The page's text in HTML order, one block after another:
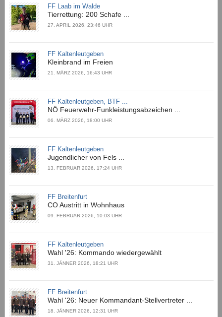
FF Laab im Walde
Tierrettung: 200 Schafe ...
27. APRIL 2026, 23:46 UHR
FF Kaltenleutgeben
Kleinbrand im Freien
21. MÄRZ 2026, 16:43 UHR
FF Kaltenleutgeben, BTF ...
NÖ Feuerwehr-Funkleistungsabzeichen ...
06. MÄRZ 2026, 18:00 UHR
FF Kaltenleutgeben
Jugendlicher von Fels ...
13. FEBRUAR 2026, 17:24 UHR
FF Breitenfurt
CO Austritt in Wohnhaus
09. FEBRUAR 2026, 10:03 UHR
FF Kaltenleutgeben
Wahl '26: Kommando wiedergewählt
31. JÄNNER 2026, 18:21 UHR
FF Breitenfurt
Wahl '26: Neuer Kommandant-Stellvertreter ...
18. JÄNNER 2026, 12:31 UHR